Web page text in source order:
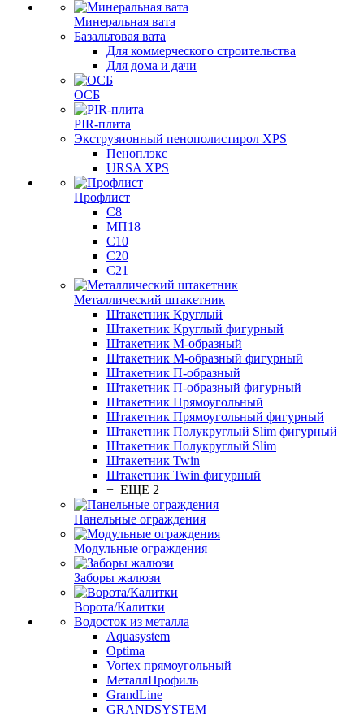
Минеральная вата
Базальтовая вата
Для коммерческого строительства
Для дома и дачи
ОСБ
PIR-плита
Экструзионный пенополистирол XPS
Пеноплэкс
URSA XPS
Профлист
С8
МП18
С10
С20
С21
Металлический штакетник
Штакетник Круглый
Штакетник Круглый фигурный
Штакетник М-образный
Штакетник М-образный фигурный
Штакетник П-образный
Штакетник П-образный фигурный
Штакетник Прямоугольный
Штакетник Прямоугольный фигурный
Штакетник Полукруглый Slim фигурный
Штакетник Полукруглый Slim
Штакетник Twin
Штакетник Twin фигурный
+ ЕЩЕ 2
Панельные ограждения
Модульные ограждения
Заборы жалюзи
Ворота/Калитки
Водосток из металла
Aquasystem
Optima
Vortex прямоугольный
МеталлПрофиль
GrandLine
GRANDSYSTEM